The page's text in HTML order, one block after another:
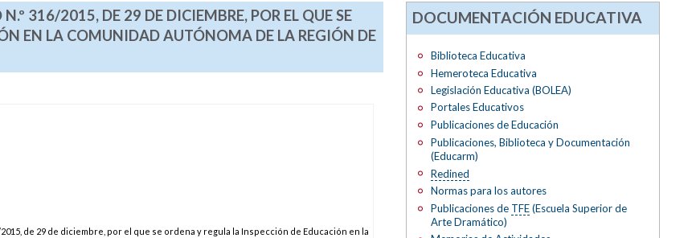
316/2015, DE 29 DE DICIEMBRE, POR EL QUE SE
EN LA COMUNIDAD AUTÓNOMA DE LA REGIÓN DE
de 29 de diciembre, por el que se ordena y regula la Inspección de Educación en la
DOCUMENTACIÓN EDUCATIVA
Biblioteca Educativa
Hemeroteca Educativa
Legislación Educativa (BOLEA)
Portales Educativos
Publicaciones de Educación
Publicaciones, Biblioteca y Documentación
(Educarm)
Redined
Normas para los autores
Publicaciones de TFE(Escuela Superior de
Arte Dramático)